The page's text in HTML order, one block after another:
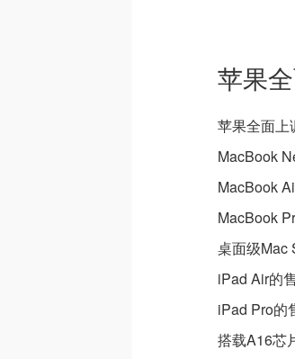
苹果
苹果全面上
MacBook
MacBook
MacBook
桌面级Mac
iPad Air的
iPad Pro的
搭载A16芯